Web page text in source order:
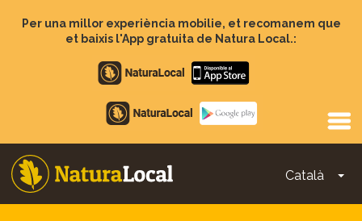
Per una millor experiència mobilie, et recomanem que
et baixis l'App gratuita de Natura Local.:
Apple
store
Google
Play
Català
Main